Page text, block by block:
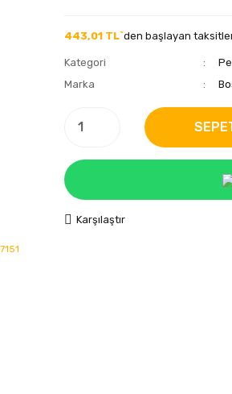
443,01 TL`den başlayan
Kategori
Marka
Karşılaştır